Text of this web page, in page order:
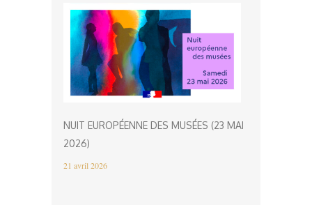
NUIT EUROPÉENNE DES MUSÉES (23 MAI
2026)
21 avril 2026